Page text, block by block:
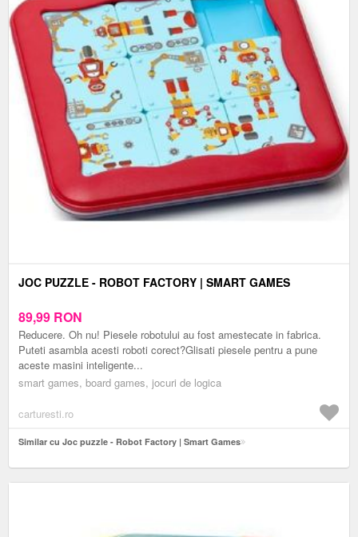
JOC PUZZLE - ROBOT FACTORY | SMART GAMES
89,99 RON
Reducere. Oh nu! Piesele robotului au fost amestecate in fabrica.
Puteti asambla acesti roboti corect?Glisati piesele pentru a pune
aceste masini inteligente...
smart games, board games, jocuri de logica
carturesti.ro
Similar cu Joc puzzle - Robot Factory | Smart Games